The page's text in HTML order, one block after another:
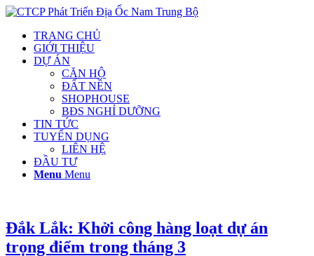
TRANG CHỦ
GIỚI THIỆU
DỰ ÁN
CĂN HỘ
ĐẤT NỀN
SHOPHOUSE
BĐS NGHỈ DƯỠNG
TIN TỨC
TUYỂN DỤNG
LIÊN HỆ
ĐẦU TƯ
Menu Menu
Đắk Lắk: Khởi công hàng loạt dự án
trọng điểm trong tháng 3